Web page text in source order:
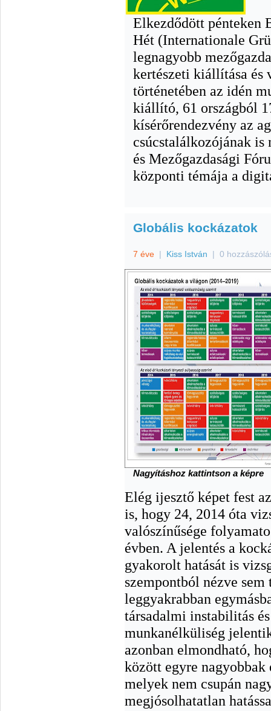
Elkezdődött pénteken
Hét (Internationale
legnagyobb
kertészeti kiállítása és
történetében az idén
kiállító, 61 országból
kísérőrendezvény az
csúcstalálkozójának
és Mezőgazdasági
központi témája a
Globális kockázatok
7 éve | Kiss István | 0
Nagyításhoz kattintson a képre
Elég ijesztő képet fest
is, hogy 24, 2014 óta
valószínűsége
évben. A jelentés a
gyakorolt hatását is
szempontból nézve
leggyakrabban
társadalmi instabilitás
munkanélküliség
azonban elmondható,
között egyre nagyobbak
melyek nem csupán
megjósolhatatlan